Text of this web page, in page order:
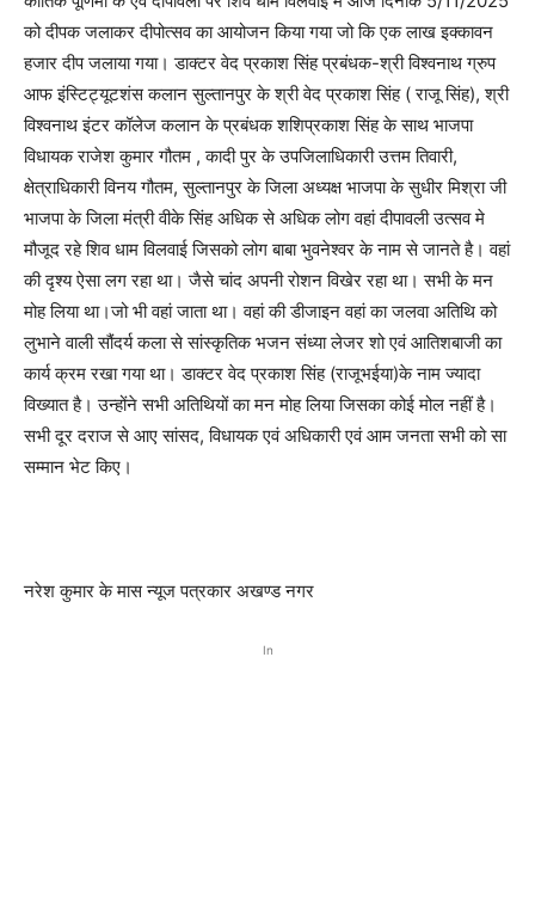
को दीपक जलाकर दीपोत्सव का आयोजन किया गया जो कि एक लाख इक्कावन
हजार दीप जलाया गया। डाक्टर वेद प्रकाश सिंह प्रबंधक-श्री विश्वनाथ ग्रुप
आफ इंस्टिट्यूटशंस कलान सुल्तानपुर के श्री वेद प्रकाश सिंह ( राजू सिंह), श्री
विश्वनाथ इंटर कॉलेज कलान के प्रबंधक शशिप्रकाश सिंह के साथ भाजपा
विधायक राजेश कुमार गौतम , कादी पुर के उपजिलाधिकारी उत्तम तिवारी,
क्षेत्राधिकारी विनय गौतम, सुल्तानपुर के जिला अध्यक्ष भाजपा के सुधीर मिश्रा जी
भाजपा के जिला मंत्री वीके सिंह अधिक से अधिक लोग वहां दीपावली उत्सव मे
मौजूद रहे शिव धाम विलवाई जिसको लोग बाबा भुवनेश्वर के नाम से जानते है। वहां
की दृश्य ऐसा लग रहा था। जैसे चांद अपनी रोशन विखेर रहा था। सभी के मन
मोह लिया था।जो भी वहां जाता था। वहां की डीजाइन वहां का जलवा अतिथि को
लुभाने वाली सौंदर्य कला से सांस्कृतिक भजन संध्या लेजर शो एवं आतिशबाजी का
कार्य क्रम रखा गया था। डाक्टर वेद प्रकाश सिंह (राजूभईया)के नाम ज्यादा
विख्यात है। उन्होंने सभी अतिथियों का मन मोह लिया जिसका कोई मोल नहीं है।
सभी दूर दराज से आए सांसद, विधायक एवं अधिकारी एवं आम जनता सभी को सा
सम्मान भेट किए।
नरेश कुमार के मास न्यूज पत्रकार अखण्ड नगर
In